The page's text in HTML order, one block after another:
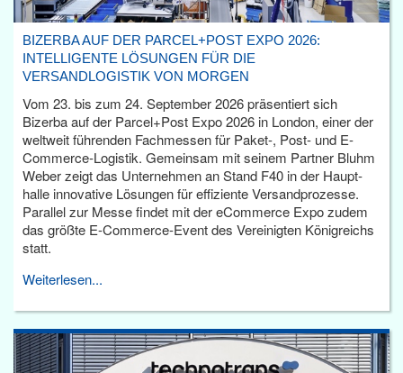
BIZERBA AUF DER PARCEL+POST EXPO 2026:
INTELLIGENTE LÖSUNGEN FÜR DIE
VERSANDLOGISTIK VON MORGEN
Vom 23. bis zum 24. September 2026 präsentiert sich
Bizerba auf der Parcel+Post Expo 2026 in London, einer der
weltweit führenden Fachmessen für Paket-, Post- und E-
Commerce-Logistik. Gemeinsam mit seinem Partner Bluhm
Weber zeigt das Unternehmen an Stand F40 in der Haupt­
halle innovative Lösungen für effiziente Versandprozesse.
Parallel zur Messe findet mit der eCommerce Expo zudem
das größte E-Commerce-Event des Vereinigten Königreichs
statt.
Weiterlesen...